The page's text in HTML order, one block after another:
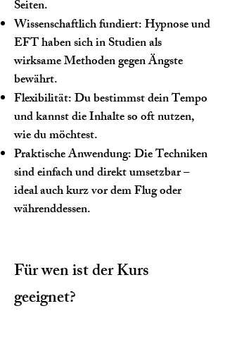
Seiten.
Wissenschaftlich fundiert: Hypnose und
EFT haben sich in Studien als
wirksame Methoden gegen Ängste
bewährt.
Flexibilität: Du bestimmst dein Tempo
und kannst die Inhalte so oft nutzen,
wie du möchtest.
Praktische Anwendung: Die Techniken
sind einfach und direkt umsetzbar –
ideal auch kurz vor dem Flug oder
währenddessen.
Für wen ist der Kurs
geeignet?